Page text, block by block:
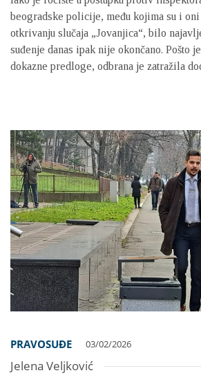
beogradske policije, među kojima su i
otkrivanju slučaja „Jovanjica“, bilo
suđenje danas ipak nije okončano. Pošto
dokazne predloge, odbrana je zatražila
PRAVOSUĐE 03/02/2026
Jelena Veljković